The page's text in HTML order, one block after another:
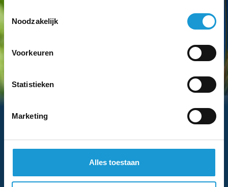
Toestemmingsselectie
Noodzakelijk
Voorkeuren
Statistieken
Marketing
Alles toestaan
Vraag dan nu eenvoudig een
adviseurs